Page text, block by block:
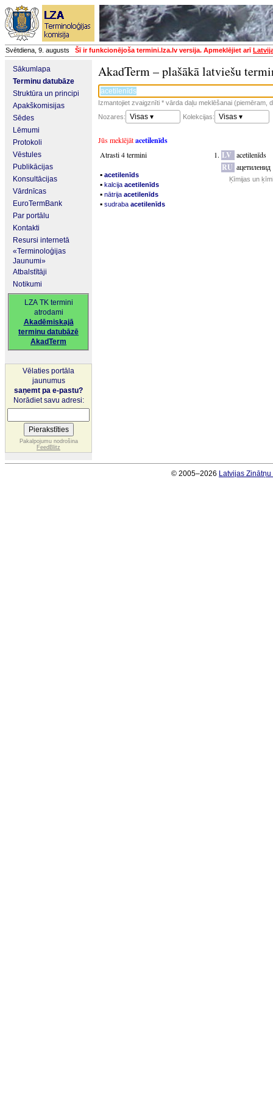
Svētdiena, 9. augusts Šī ir funkcionējoša termini.lza.lv versija. Apmeklējiet arī
Sākumlapa
Terminu datubāze
Struktūra un principi
Apakškomisijas
Sēdes
Lēmumi
Protokoli
Vēstules
Publikācijas
Konsultācijas
Vārdnīcas
EuroTermBank
Par portālu
Kontakti
Resursi internetā
«Terminoloģijas
Jaunumi»
Atbalstītāji
Notikumi
LZA TK termini
atrodami
Akadēmiskajā
terminu datubāzē
AkadTerm
Vēlaties portāla
jaunumus
saņemt pa e-pastu?
Norādiet savu adresi:
Pakalpojumu nodrošina
FeedBlitz
AkadTerm – plašākā latviešu
Izmantojiet zvaigznīti * vārda daļu meklēšanai (piemēram,
Nozares:
Visas ▾ Kolekcijas: Visas ▾
Jūs meklējātacetilenīds
Atrasti 4 termini
▪ acetilenīds
▪ kalcija acetilenīds
▪ nātrija acetilenīds
▪ sudraba acetilenīds
LV acetilenīds
RU ацетиленид
Ķīmijas un
© 2005–2026 Latvijas